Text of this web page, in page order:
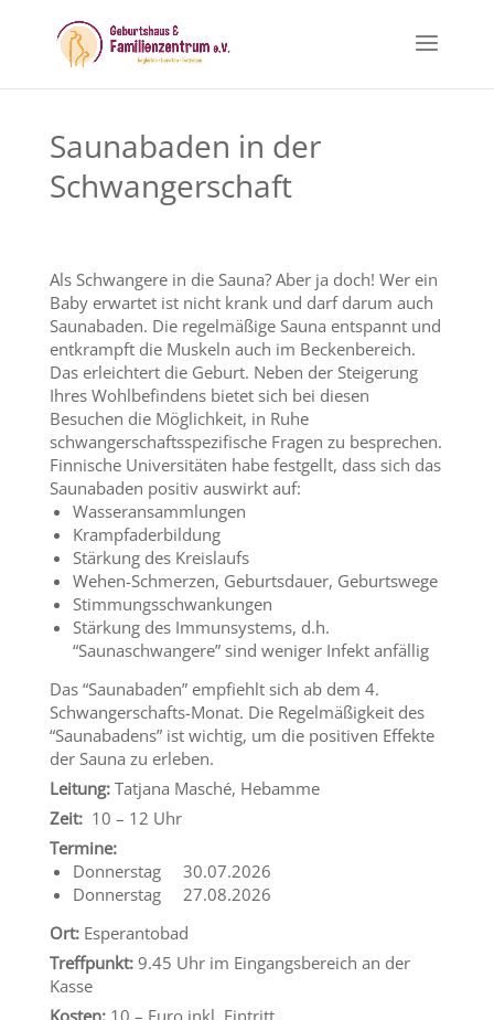
Saunabaden in der
Schwangerschaft
Als Schwangere in die Sauna? Aber ja doch! Wer ein
Baby erwartet ist nicht krank und darf darum auch
Saunabaden. Die regelmäßige Sauna entspannt und
entkrampft die Muskeln auch im Beckenbereich.
Das erleichtert die Geburt. Neben der Steigerung
Ihres Wohlbefindens bietet sich bei diesen
Besuchen die Möglichkeit, in Ruhe
schwangerschaftsspezifische Fragen zu besprechen.
Finnische Universitäten habe festgellt, dass sich das
Saunabaden positiv auswirkt auf:
Wasseransammlungen
Krampfaderbildung
Stärkung des Kreislaufs
Wehen-Schmerzen, Geburtsdauer, Geburtswege
Stimmungsschwankungen
Stärkung des Immunsystems, d.h.
“Saunaschwangere” sind weniger Infekt anfällig
Das “Saunabaden” empfiehlt sich ab dem 4.
Schwangerschafts-Monat. Die Regelmäßigkeit des
“Saunabadens” ist wichtig, um die positiven Effekte
der Sauna zu erleben.
Leitung:Tatjana Masché, Hebamme
Zeit: 10 – 12 Uhr
Termine:
Donnerstag 30.07.2026
Donnerstag 27.08.2026
Ort:Esperantobad
Treffpunkt: 9.45 Uhr im Eingangsbereich an der
Kasse
Kosten:10,– Euro inkl. Eintritt